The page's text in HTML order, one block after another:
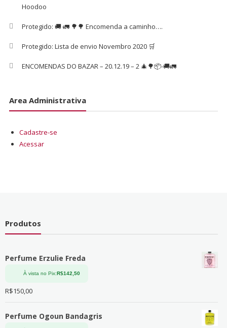
Hoodoo
Protegido: 🚚 🚛 🌳🌳 Encomenda a caminho….
Protegido: Lista de envio Novembro 2020 🛒
ENCOMENDAS DO BAZAR – 20.12.19 – 2 🎄🌳📦-🚚🚛
Area Administrativa
Cadastre-se
Acessar
Produtos
Perfume Erzulie Freda
À vista no Pix:R$142,50
R$150,00
Perfume Ogoun Bandagris